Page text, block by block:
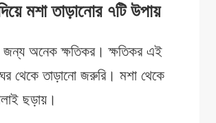
মশা তাড়ানোর ৭টি উপায়
জন্য অনেক ক্ষতিকর। ক্ষতিকর এই
থেকে তাড়ানো জরুরি। মশা থেকে
ছড়ায়।